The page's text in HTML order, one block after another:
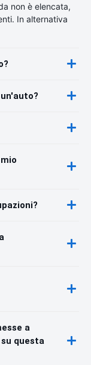
non è elencata,
In alternativa
a
questa